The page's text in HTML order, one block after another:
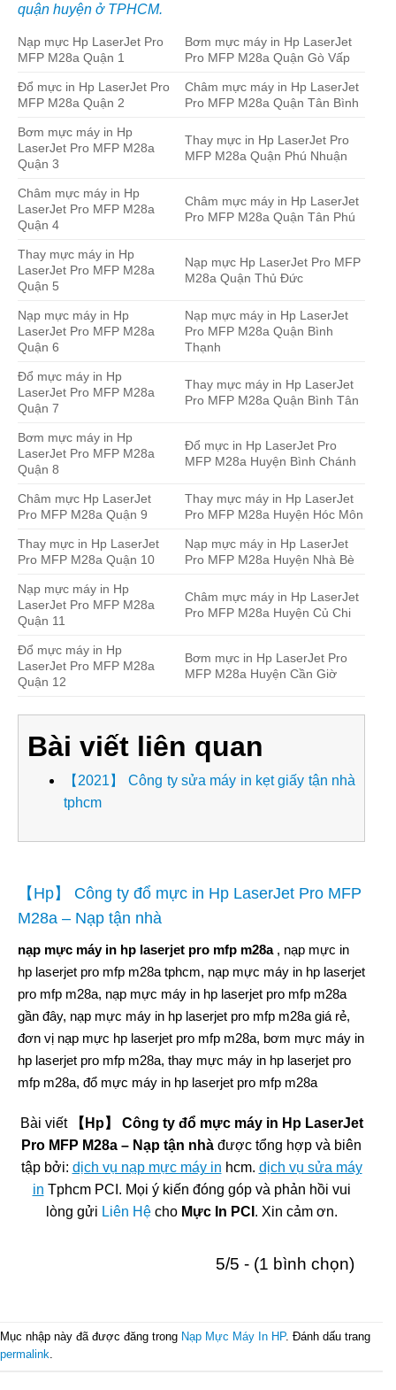
quận huyện ở TPHCM.
Nạp mực Hp LaserJet Pro
MFP M28a Quận 1
Bơm mực máy in Hp LaserJet
Pro MFP M28a Quận Gò Vấp
Đổ mực in Hp LaserJet Pro
MFP M28a Quận 2
Châm mực máy in Hp LaserJet
Pro MFP M28a Quận Tân Bình
Bơm mực máy in Hp
LaserJet Pro MFP M28a
Quận 3
Thay mực in Hp LaserJet Pro
MFP M28a Quận Phú Nhuận
Châm mực máy in Hp
LaserJet Pro MFP M28a
Quận 4
Châm mực máy in Hp LaserJet
Pro MFP M28a Quận Tân Phú
Thay mực máy in Hp
LaserJet Pro MFP M28a
Quận 5
Nạp mực Hp LaserJet Pro MFP
M28a Quận Thủ Đức
Nạp mực máy in Hp
LaserJet Pro MFP M28a
Quận 6
Nạp mực máy in Hp LaserJet
Pro MFP M28a Quận Bình
Thạnh
Đổ mực máy in Hp
LaserJet Pro MFP M28a
Quận 7
Thay mực máy in Hp LaserJet
Pro MFP M28a Quận Bình Tân
Bơm mực máy in Hp
LaserJet Pro MFP M28a
Quận 8
Đổ mực in Hp LaserJet Pro
MFP M28a Huyện Bình Chánh
Châm mực Hp LaserJet
Pro MFP M28a Quận 9
Thay mực máy in Hp LaserJet
Pro MFP M28a Huyện Hóc Môn
Thay mực in Hp LaserJet
Pro MFP M28a Quận 10
Nạp mực máy in Hp LaserJet
Pro MFP M28a Huyện Nhà Bè
Nạp mực máy in Hp
LaserJet Pro MFP M28a
Quận 11
Châm mực máy in Hp LaserJet
Pro MFP M28a Huyện Củ Chi
Đổ mực máy in Hp
LaserJet Pro MFP M28a
Quận 12
Bơm mực in Hp LaserJet Pro
MFP M28a Huyện Cần Giờ
Bài viết liên quan
【2021】 Công ty sửa máy in kẹt giấy tận nhà
tphcm
【Hp】 Công ty đổ mực in Hp LaserJet Pro MFP
M28a – Nạp tận nhà
nạp mực máy in hp laserjet pro mfp m28a , nạp mực in
hp laserjet pro mfp m28a tphcm, nạp mực máy in hp laserjet
pro mfp m28a, nạp mực máy in hp laserjet pro mfp m28a
gần đây, nạp mực máy in hp laserjet pro mfp m28a giá rẻ,
đơn vị nạp mực hp laserjet pro mfp m28a, bơm mực máy in
hp laserjet pro mfp m28a, thay mực máy in hp laserjet pro
mfp m28a, đổ mực máy in hp laserjet pro mfp m28a
Bài viết
【Hp】 Công ty đổ mực máy in Hp LaserJet
Pro MFP M28a – Nạp tận nhà được tổng hợp và biên
tập bởi: dịch vụ nạp mực máy in hcm. dịch vụ sửa máy
in Tphcm PCI. Mọi ý kiến đóng góp và phản hồi vui
lòng gửi Liên Hệcho Mực In PCI . Xin cảm ơn.
5/5 - (1 bình chọn)
Mục nhập này đã được đăng trong Nạp Mực Máy In HP. Đánh dấu trang
permalink.